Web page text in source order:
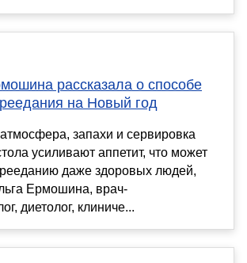
рассказала о способе
на Новый год
запахи и сервировка
усиливают аппетит, что может
даже здоровых людей,
Ермошина, врач-
диетолог, клиниче...